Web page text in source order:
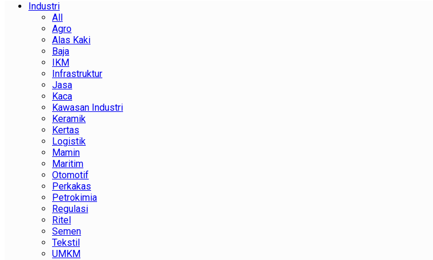
Industri
All
Agro
Alas Kaki
Baja
IKM
Infrastruktur
Jasa
Kaca
Kawasan Industri
Keramik
Kertas
Logistik
Mamin
Maritim
Otomotif
Perkakas
Petrokimia
Regulasi
Ritel
Semen
Tekstil
UMKM